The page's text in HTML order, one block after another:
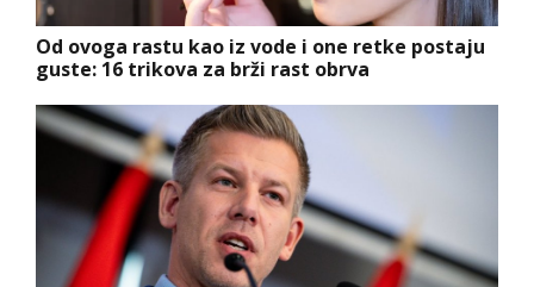
Od ovoga rastu kao iz vode i one retke postaju
guste: 16 trikova za brži rast obrva